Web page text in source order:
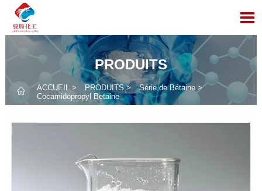

PRODUITS
 ACCUEIL > PRODUITS> Série de Bétaine>
Cocamidopropyl Betaine